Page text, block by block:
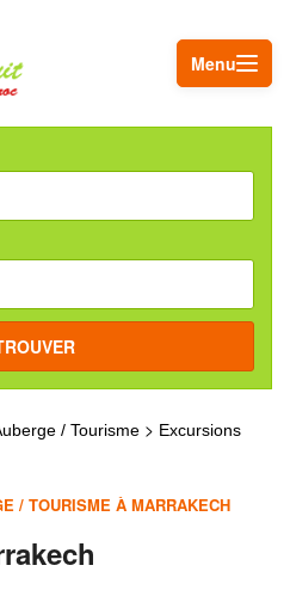
Menu
/ Tourisme > Excursions
/ TOURISME À MARRAKECH